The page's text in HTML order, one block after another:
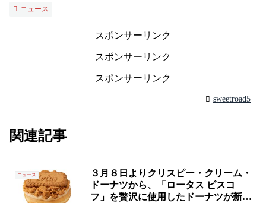
ニュース
スポンサーリンク
スポンサーリンク
スポンサーリンク
sweetroad5
関連記事
ニュース
３月８日よりクリスピー・クリーム・
ドーナツから、「ロータス ビスコ
フ」を贅沢に使用したドーナツが新発